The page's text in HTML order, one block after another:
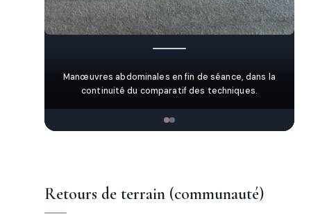
Manœuvres abdominales en fin de séance, dans la
continuité du comparatif des techniques.
Retours de terrain (communauté)